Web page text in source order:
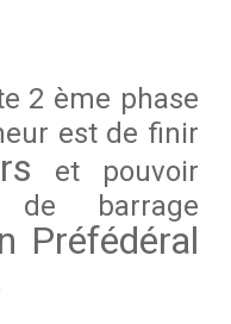
2 ème phase
est de finir
et pouvoir
barrage
Préfédéral